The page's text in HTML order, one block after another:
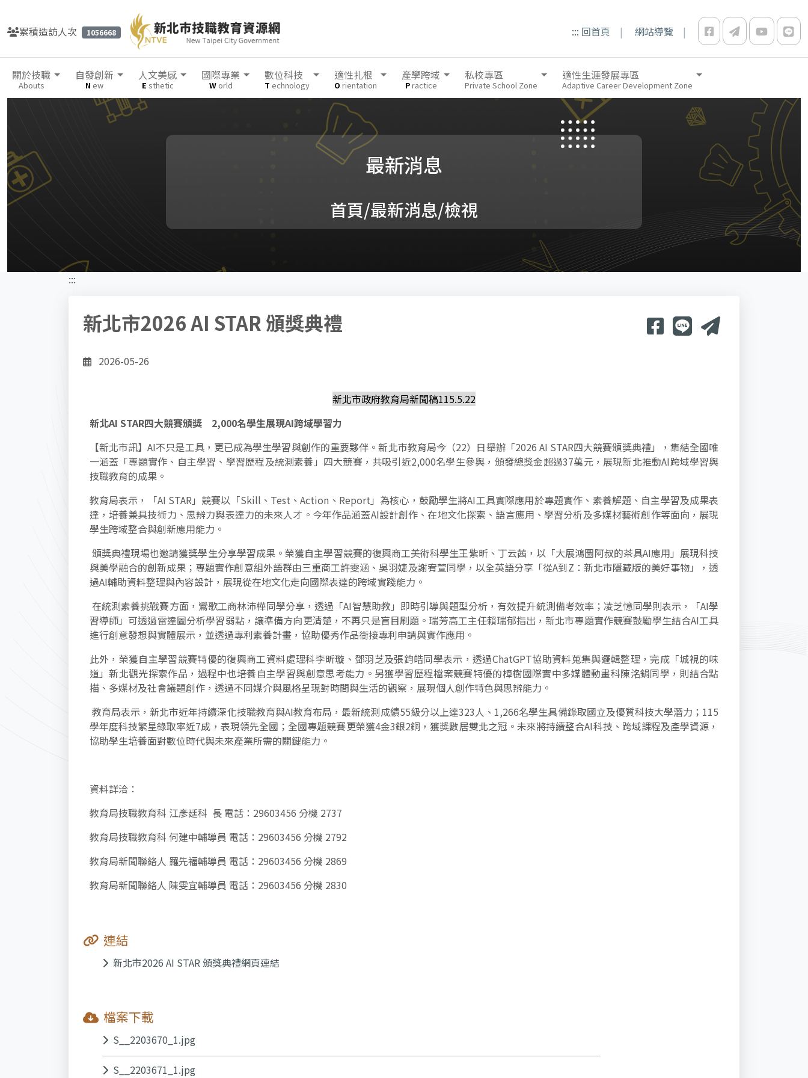
累積造訪人次 1056668 ::: 回首頁 網站導覽
關於技職
Abouts
自發創新
N ew
人文美感
E sthetic
國際專業
W orld
數位科技
T echnology
適性扎根
O rientation
產學跨域
Practice
私校專區
Private School Zone
適性生涯發展專區
Adaptive Career Development Zone
最新消息
首頁/最新消息/檢視
:::
新北市2026 AI STAR 頒獎典禮
2026-05-26
新北市政府教育局新聞稿115.5.22
新北AI STAR四大競賽頒獎 2,000名學生展現AI跨域學習力
【新北市訊】AI不只是工具，更已成為學生學習與創作的重要夥伴。新北市教育局今（22）日舉辦「2026 AI STAR四大競賽頒獎典禮」，集結全國唯
一涵蓋「專題實作、自主學習、學習歷程及統測素養」四大競賽，共吸引近2,000名學生參與，頒發總獎金超過37萬元，展現新北推動AI跨域學習與
技職教育的成果。
教育局表示，「AI STAR」競賽以「Skill、Test、Action、Report」為核心，鼓勵學生將AI工具實際應用於專題實作、素養解題、自主學習及成果表
達，培養兼具技術力、思辨力與表達力的未來人才。今年作品涵蓋AI設計創作、在地文化探索、語言應用、學習分析及多媒材藝術創作等面向，展現
學生跨域整合與創新應用能力。
頒獎典禮現場也邀請獲獎學生分享學習成果。榮獲自主學習競賽的復興商工美術科學生王紫昕、丁云茜，以「大展鴻圖阿叔的茶具AI應用」展現科技
與美學融合的創新成果；專題實作創意組外語群由三重商工許雯涵、吳羽婕及謝宥萱同學，以全英語分享「從A到Z：新北市隱藏版的美好事物」，透
過AI輔助資料整理與內容設計，展現從在地文化走向國際表達的跨域實踐能力。
在統測素養挑戰賽方面，鶯歌工商林沛樺同學分享，透過「AI智慧助教」即時引導與題型分析，有效提升統測備考效率；凌芝憶同學則表示，「AI學
習導師」可透過雷達圖分析學習弱點，讓準備方向更清楚，不再只是盲目刷題。瑞芳高工主任賴瑞郁指出，新北市專題實作競賽鼓勵學生結合AI工具
進行創意發想與實體展示，並透過專利素養計畫，協助優秀作品銜接專利申請與實作應用。
此外，榮獲自主學習競賽特優的復興商工資料處理科李昕璇、鄧羽芝及張鈞皓同學表示，透過ChatGPT協助資料蒐集與邏輯整理，完成「城視的味
道」新北觀光探索作品，過程中也培養自主學習與創意思考能力。另獲學習歷程檔案競賽特優的樟樹國際實中多媒體動畫科陳洺鋗同學，則結合點
描、多媒材及社會議題創作，透過不同媒介與風格呈現對時間與生活的觀察，展現個人創作特色與思辨能力。
教育局表示，新北市近年持續深化技職教育與AI教育布局，最新統測成績55級分以上達323人、1,266名學生具備錄取國立及優質科技大學潛力；115
學年度科技繁星錄取率近7成，表現領先全國；全國專題競賽更榮獲4金3銀2銅，獲獎數居雙北之冠。未來將持續整合AI科技、跨域課程及產學資源，
協助學生培養面對數位時代與未來產業所需的關鍵能力。
資料詳洽：
教育局技職教育科 江彥廷科 長 電話：29603456 分機 2737
教育局技職教育科 何建中輔導員 電話：29603456 分機 2792
教育局新聞聯絡人 羅先福輔導員 電話：29603456 分機 2869
教育局新聞聯絡人 陳雯宜輔導員 電話：29603456 分機 2830
連結
新北市2026 AI STAR 頒獎典禮網頁連結
檔案下載
S__2203670_1.jpg
S__2203671_1.jpg